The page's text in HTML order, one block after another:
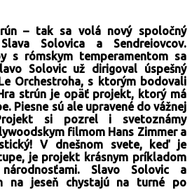
– tak sa volá nový spoločný
Solovica a Sendreiovcov.
s rómskym temperamentom sa
Solovic už dirigoval úspešný
Orchestroha, s ktorým bodovali
strún je opäť projekt, ktorý má
Piesne sú ale upravené do vážnej
si pozrel i svetoznámy
filmom Hans Zimmer a
V dnešnom svete, keď je
je projekt krásnym príkladom
Slavo Solovic a
na jeseň chystajú na turné po